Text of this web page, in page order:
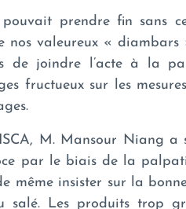
prendre fin sans
nos valeureux «
de joindre l’acte à la
fructueux sur les
M. Mansour Niang
par le biais de la
même insister sur la
salé. Les produits trop